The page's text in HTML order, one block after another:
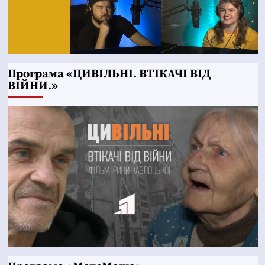
Програма «ЦИВІЛЬНІ. ВТІКАЧІ ВІД
ВІЙНИ.»